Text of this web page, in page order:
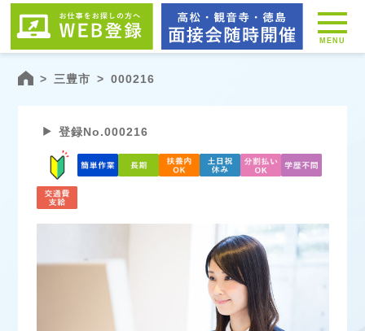
MENU
> 三豊市 > 000216
登録No.000216